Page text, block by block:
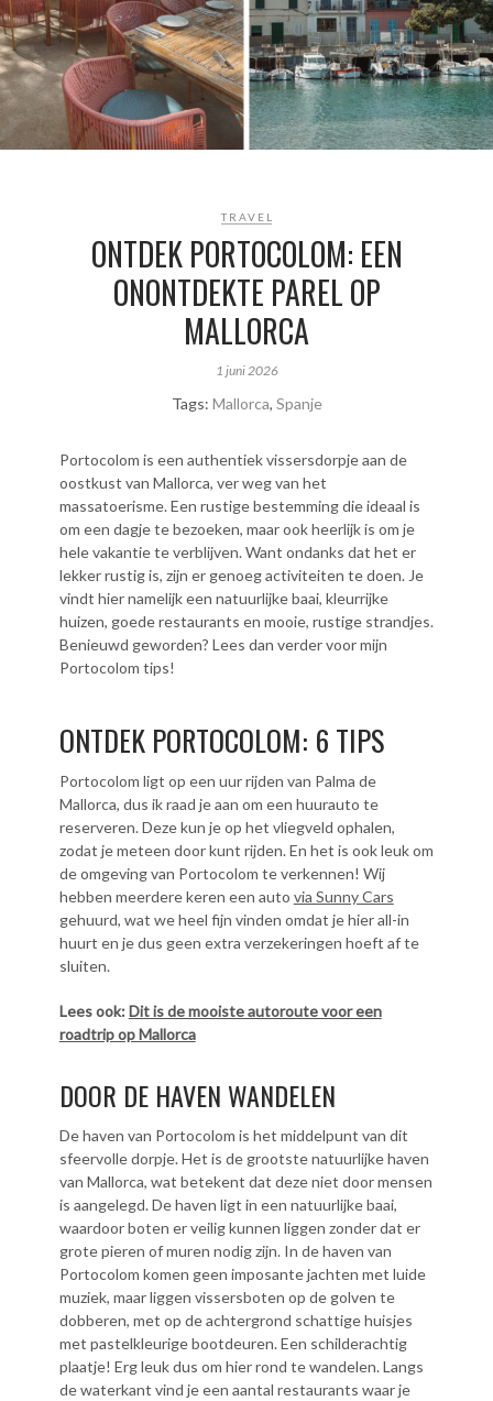
TRAVEL
ONTDEK PORTOCOLOM: EEN
ONONTDEKTE PAREL OP
MALLORCA
1 juni 2026
Tags: Mallorca, Spanje
Portocolom is een authentiek vissersdorpje aan de
oostkust van Mallorca, ver weg van het
massatoerisme. Een rustige bestemming die ideaal is
om een dagje te bezoeken, maar ook heerlijk is om je
hele vakantie te verblijven. Want ondanks dat het er
lekker rustig is, zijn er genoeg activiteiten te doen. Je
vindt hier namelijk een natuurlijke baai, kleurrijke
huizen, goede restaurants en mooie, rustige strandjes.
Benieuwd geworden? Lees dan verder voor mijn
Portocolom tips!
ONTDEK PORTOCOLOM: 6 TIPS
Portocolom ligt op een uur rijden van Palma de
Mallorca, dus ik raad je aan om een huurauto te
reserveren. Deze kun je op het vliegveld ophalen,
zodat je meteen door kunt rijden. En het is ook leuk om
de omgeving van Portocolom te verkennen! Wij
hebben meerdere keren een auto via Sunny Cars
gehuurd, wat we heel fijn vinden omdat je hier all-in
huurt en je dus geen extra verzekeringen hoeft af te
sluiten.
Lees ook:Dit is de mooiste autoroute voor een
roadtrip op Mallorca
DOOR DE HAVEN WANDELEN
De haven van Portocolom is het middelpunt van dit
sfeervolle dorpje. Het is de grootste natuurlijke haven
van Mallorca, wat betekent dat deze niet door mensen
is aangelegd. De haven ligt in een natuurlijke baai,
waardoor boten er veilig kunnen liggen zonder dat er
grote pieren of muren nodig zijn. In de haven van
Portocolom komen geen imposante jachten met luide
muziek, maar liggen vissersboten op de golven te
dobberen, met op de achtergrond schattige huisjes
met pastelkleurige bootdeuren. Een schilderachtig
plaatje! Erg leuk dus om hier rond te wandelen. Langs
de waterkant vind je een aantal restaurants waar je